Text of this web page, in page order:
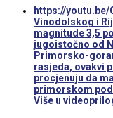
https://youtu.be/
Vinodolskog i
magnitude 3,5
jugoistočno od
Primorsko-
rasjeda, ovakvi
procjenuju da
primorskom
Više u